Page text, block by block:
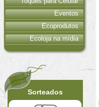
Eventos
Ecoprodutos
Ecoloja na mídia
Sorteados